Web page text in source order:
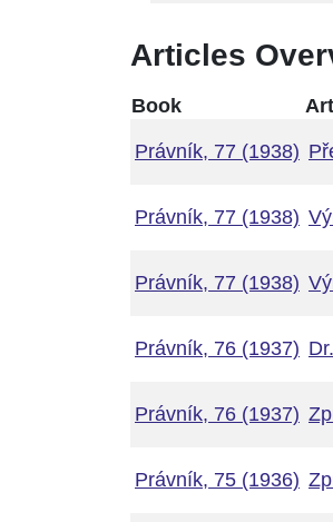
Articles
Book
Právník, 77 (1938)
Právník, 77 (1938)
Právník, 77 (1938)
Právník, 76 (1937)
Právník, 76 (1937)
Právník, 75 (1936)